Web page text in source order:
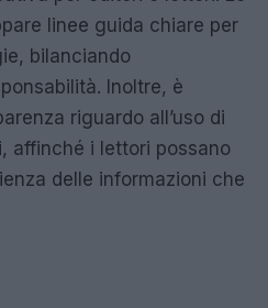
linee guida chiare per
bilanciando
Inoltre, è
riguardo all’uso di
affinché i lettori possano
delle informazioni che